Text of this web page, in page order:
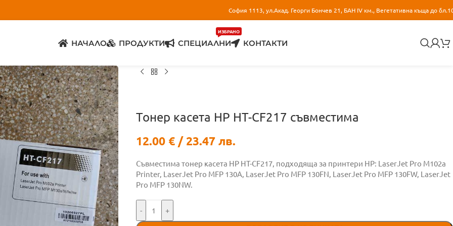
София 1113, ул.Акад. Георги Бончев 21, БАН IV км., Вегетативна къща до
НАЧАЛО ПРОДУКТИ СПЕЦИАЛНИ
ИЗБРАНО
КОНТАКТИ
Тонер касета HP HT-CF217 съвместима
12.00 € / 23.47 лв.
Съвместима тонер касета HP HT-CF217, подходяща за принтери HP: LaserJet Pro M102a
Printer, LaserJet Pro MFP 130A, LaserJet Pro MFP 130FN, LaserJet Pro MFP 130FW, LaserJet
Pro MFP 130NW.
- +